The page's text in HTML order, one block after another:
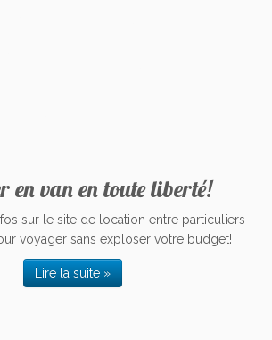
en van en toute liberté!
sur le site de location entre particuliers
voyager sans exploser votre budget!
Lire la suite »